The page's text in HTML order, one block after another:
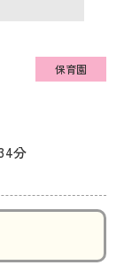
保育園
分